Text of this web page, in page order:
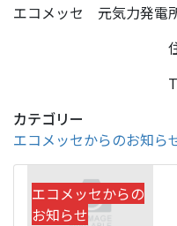
エコメッセ 元気力発
住所：大田
TEL/FAX ０
カテゴリー
エコメッセからのお知ら
エコメッセからの
お知らせ